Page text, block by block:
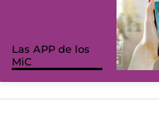
Las APP de los
MiC